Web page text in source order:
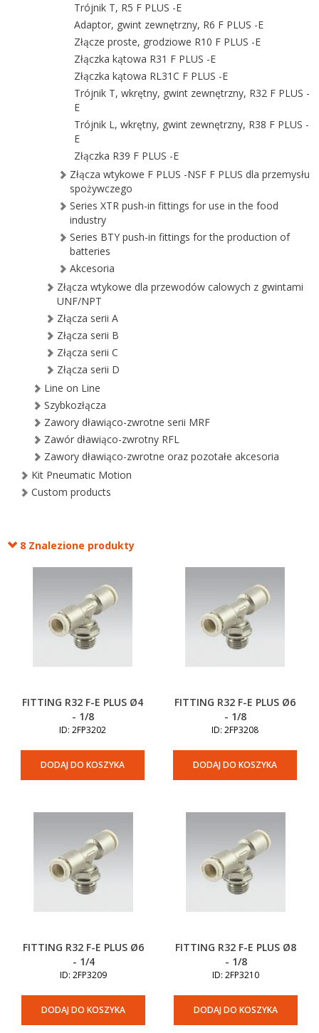
Trójnik T, R5 F PLUS -E
Adaptor, gwint zewnętrzny, R6 F PLUS -E
Złącze proste, grodziowe R10 F PLUS -E
Złączka kątowa R31 F PLUS -E
Złączka kątowa RL31C F PLUS -E
Trójnik T, wkrętny, gwint zewnętrzny, R32 F PLUS -
E
Trójnik L, wkrętny, gwint zewnętrzny, R38 F PLUS -
E
Złączka R39 F PLUS -E
Złącza wtykowe F PLUS -NSF F PLUS dla przemysłu
spożywczego
Series XTR push-in fittings for use in the food
industry
Series BTY push-in fittings for the production of
batteries
Akcesoria
Złącza wtykowe dla przewodów calowych z gwintami
UNF/NPT
Złącza serii A
Złącza serii B
Złącza serii C
Złącza serii D
Line on Line
Szybkozłącza
Zawory dławiąco-zwrotne serii MRF
Zawór dławiąco-zwrotny RFL
Zawory dławiąco-zwrotne oraz pozotałe akcesoria
Kit Pneumatic Motion
Custom products
8 Znalezione produkty
FITTING R32 F-E PLUS Ø4
- 1/8
ID: 2FP3202
DODAJ DO KOSZYKA
FITTING R32 F-E PLUS Ø6
- 1/8
ID: 2FP3208
DODAJ DO KOSZYKA
FITTING R32 F-E PLUS Ø6
- 1/4
ID: 2FP3209
DODAJ DO KOSZYKA
FITTING R32 F-E PLUS Ø8
- 1/8
ID: 2FP3210
DODAJ DO KOSZYKA